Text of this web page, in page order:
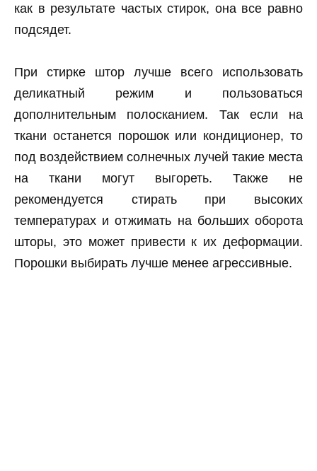
как в результате частых стирок, она все равно
подсядет.
При стирке штор лучше всего использовать
деликатный режим и пользоваться
дополнительным полосканием. Так если на
ткани останется порошок или кондиционер, то
под воздействием солнечных лучей такие места
на ткани могут выгореть. Также не
рекомендуется стирать при высоких
температурах и отжимать на больших оборота
шторы, это может привести к их деформации.
Порошки выбирать лучше менее агрессивные.